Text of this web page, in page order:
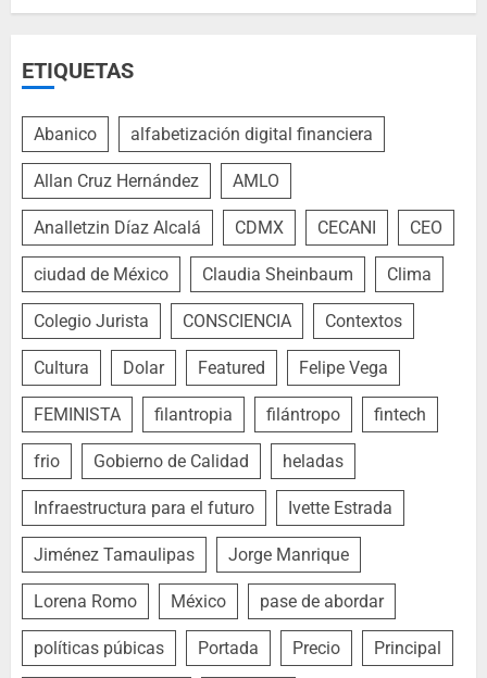
ETIQUETAS
Abanico alfabetización digital financiera
Allan Cruz Hernández AMLO
Analletzin Díaz Alcalá CDMX CECANI CEO
ciudad de México Claudia Sheinbaum Clima
Colegio Jurista CONSCIENCIA Contextos
Cultura Dolar Featured Felipe Vega
FEMINISTA filantropia filántropo fintech
frio Gobierno de Calidad heladas
Infraestructura para el futuro Ivette Estrada
Jiménez Tamaulipas Jorge Manrique
Lorena Romo México pase de abordar
políticas púbicas Portada Precio Principal